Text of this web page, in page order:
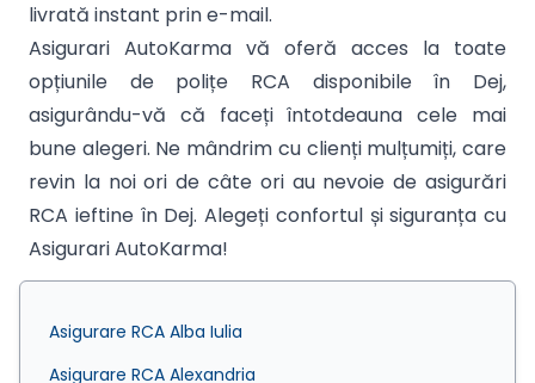
livrată instant prin e-mail.
Asigurari AutoKarma vă oferă acces la toate
opțiunile de polițe RCA disponibile în Dej,
asigurându-vă că faceți întotdeauna cele mai
bune alegeri. Ne mândrim cu clienți mulțumiți, care
revin la noi ori de câte ori au nevoie de asigurări
RCA ieftine în Dej. Alegeți confortul și siguranța cu
Asigurari AutoKarma!
Asigurare RCA Alba Iulia
Asigurare RCA Alexandria